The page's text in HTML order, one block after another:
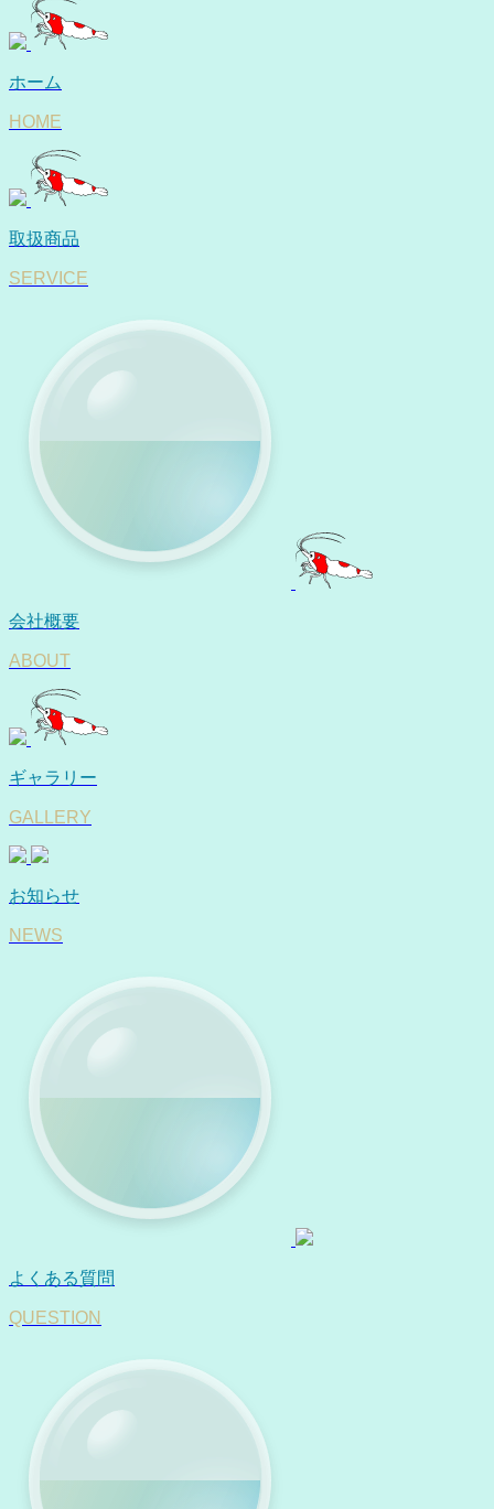
ホーム
HOME
取扱商品
SERVICE
会社概要
ABOUT
ギャラリー
GALLERY
お知らせ
NEWS
よくある質問
QUESTION